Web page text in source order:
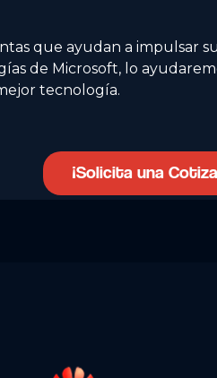
que ayudan a impulsar
de Microsoft, lo
tecnología.
¡Solicita una